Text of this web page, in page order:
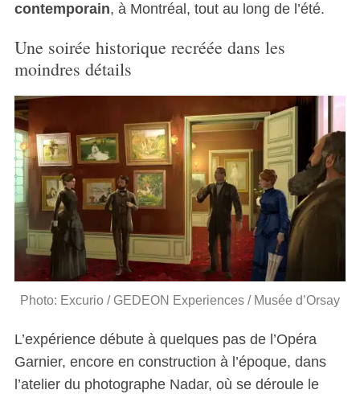
contemporain, à Montréal, tout au long de l’été.
Une soirée historique recréée dans les
moindres détails
Photo: Excurio / GEDEON Experiences / Musée d’Orsay
L’expérience débute à quelques pas de l’Opéra
Garnier, encore en construction à l’époque, dans
l’atelier du photographe Nadar, où se déroule le